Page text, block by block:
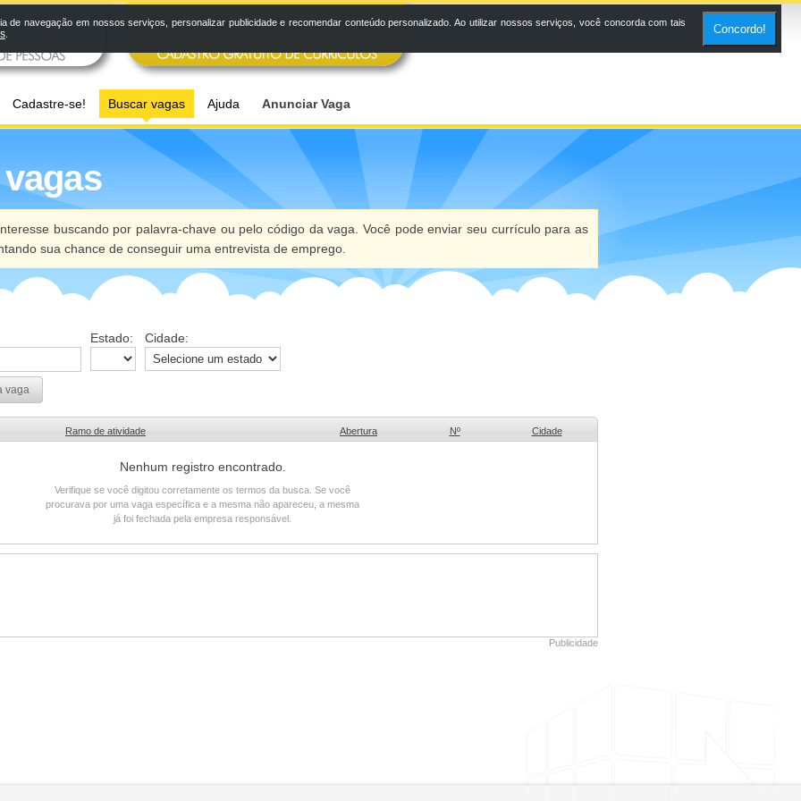
Cadastre-se! Buscar vagas Ajuda Anunciar Vaga
buscando por palavra-chave ou pelo código da vaga. Você pode enviar seu currículo para as
sua chance de conseguir uma entrevista de emprego.
Estado: Cidade:
vaga
Ramo de atividade Abertura Nº Cidade
Nenhum registro encontrado.
Verifique se você digitou corretamente os termos da busca. Se você
procurava por uma vaga específica e a mesma não apareceu, a mesma
já foi fechada pela empresa responsável.
Publicidade
navegação em nossos serviços, personalizar publicidade e recomendar conteúdo personalizado. Ao utilizar nossos serviços, você concorda com tais
Concordo!